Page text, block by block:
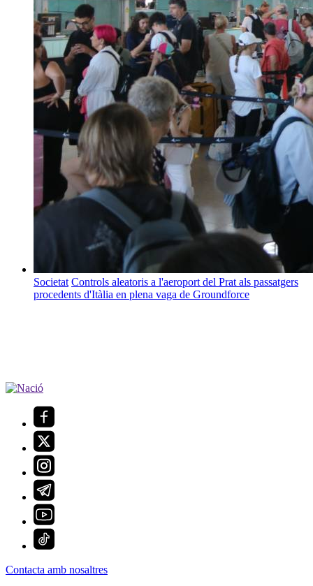
Societat Controls aleatoris a l'aeroport del Prat als passatgers
procedents d'Itàlia en plena vaga de Groundforce
Contacta amb nosaltres